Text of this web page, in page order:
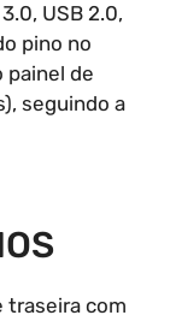
USB 2.0,
pino no
painel de
seguindo a
traseira com